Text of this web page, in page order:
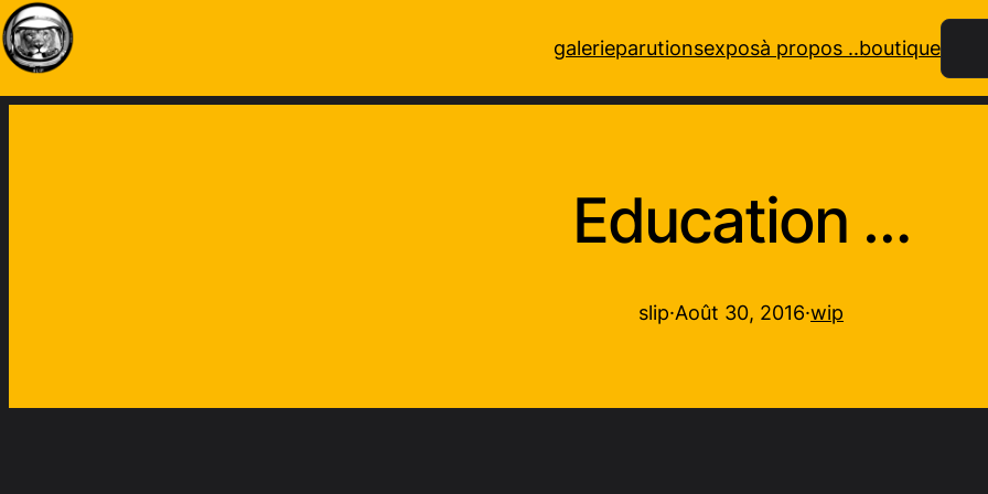
galerieparutionsexposà propos ..boutique
Education …
slip·Août 30, 2016·wip